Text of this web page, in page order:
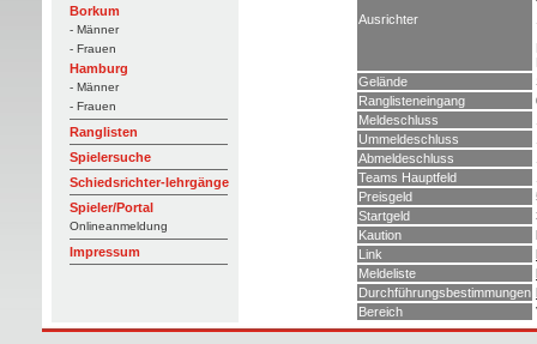
Borkum
- Männer
- Frauen
Hamburg
- Männer
- Frauen
Ranglisten
Spielersuche
Schiedsrichter-lehrgänge
Spieler/Portal
Onlineanmeldung
Impressum
Ausrichter
Gelände
Ranglisteneingang
Meldeschluss
Ummeldeschluss
Abmeldeschluss
Teams Hauptfeld
Preisgeld
Startgeld
Kaution
Link
Meldeliste
Durchführungsbestimmungen
Bereich